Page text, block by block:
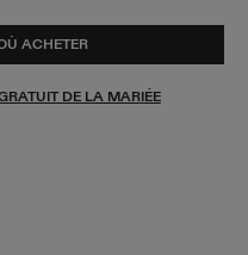
ACHETER
DE LA MARIÉE